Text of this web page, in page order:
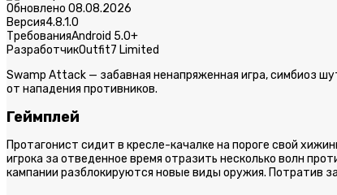
Обновлено 08.08.2026
Версия4.8.1.0
ТребованияAndroid 5.0+
РазработчикOutfit7 Limited
Swamp Attack — забавная ненапряженная игра, симбиоз
от нападения противников.
Геймплей
Протагонист сидит в кресле-качалке на пороге свой
игрока за отведенное время отразить несколько волн
кампании разблокируются новые виды оружия. Потратив